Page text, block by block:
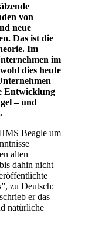
von
neue
Das ist die
Im
im
dies heute
Entwicklung
– und
Beagle um
alten
dahin nicht
zu Deutsch:
er das
natürliche